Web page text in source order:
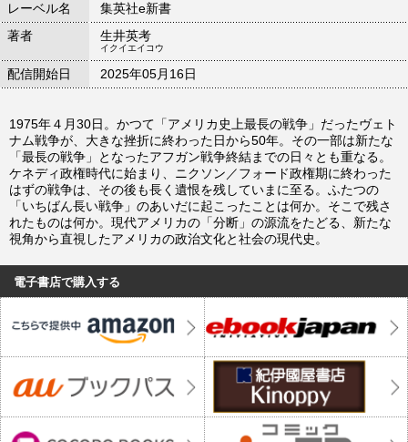
レーベル名
集英社e新書
著者
生井英考
イクイエイコウ
配信開始日 2025年05月16日
1975年４月30日。かつて「アメリカ史上最長の戦争」だったヴェト
ナム戦争が、大きな挫折に終わった日から50年。その一部は新たな
「最長の戦争」となったアフガン戦争終結までの日々とも重なる。
ケネディ政権時代に始まり、ニクソン／フォード政権期に終わった
はずの戦争は、その後も長く遺恨を残していまに至る。ふたつの
「いちばん長い戦争」のあいだに起こったことは何か。そこで残さ
れたものは何か。現代アメリカの「分断」の源流をたどる、新たな
視角から直視したアメリカの政治文化と社会の現代史。
電子書店で購入する